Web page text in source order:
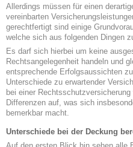
Allerdings müssen für einen
vereinbarten
gerechtfertigt sind einige
welche sich aus folgenden Dingen
Es darf sich hierbei um keine
Rechtsangelegenheit handeln und
entsprechende Erfolgsaussichten
Unterschiede zu erwartender
bei einer
Differenzen auf, was sich
bemerkbar macht.
Unterschiede bei der Deckung